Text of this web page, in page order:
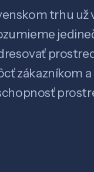
trhu už
zákazníkom